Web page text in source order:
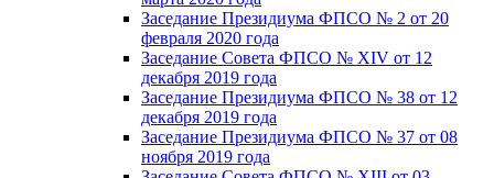
Заседание Президиума ФПСО № 2 от 20
февраля 2020 года
Заседание Совета ФПСО № XIV от 12
декабря 2019 года
Заседание Президиума ФПСО № 38 от 12
декабря 2019 года
Заседание Президиума ФПСО № 37 от 08
ноября 2019 года